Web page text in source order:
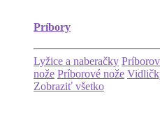
Príbory
Lyžice a naberačky
nože Príborové nože
Zobraziť všetko